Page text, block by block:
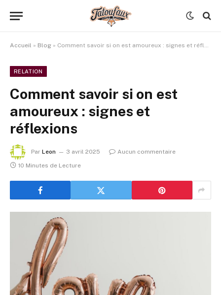
Accueil » Blog » Comment savoir si on est amoureux : signes et réflexions
RELATION
Comment savoir si on est
amoureux : signes et
réflexions
Par Leon 3 avril 2025
Aucun commentaire
10 Minutes de Lecture